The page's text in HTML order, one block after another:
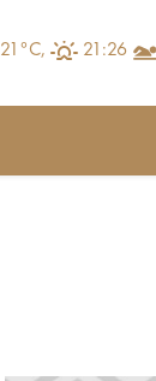
21°C, 21:26